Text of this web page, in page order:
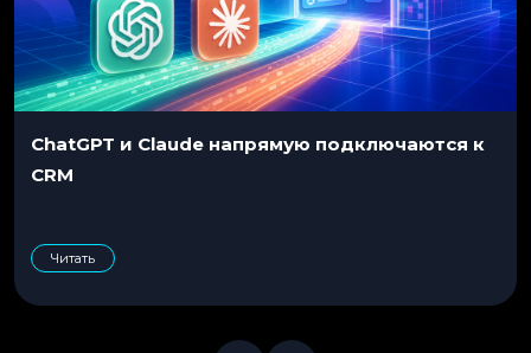
ChatGPT и Claude напрямую подключаются к
CRM
Читать